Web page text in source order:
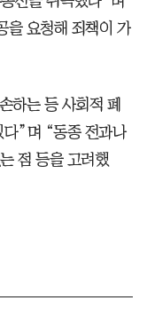
을 요청해 죄책이 가
하는 등 사회적 폐
다”며 “동종 전과나
점 등을 고려했